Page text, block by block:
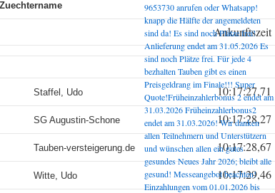
Zuechtername
Ankunftszeit
Staffel, Udo
10:17:27,71
SG Augustin-Schone
10:17:28,27
Tauben-versteigerung.de
10:17:28,67
Witte, Udo
10:17:29,46
9653730 anrufen oder Whatsapp!
knapp die Hälfte der angemeldeten
sind da! Es sind noch Plätze frei!
Anlieferung endet am 31.05.2026 Es
sind noch Plätze frei. Für jede 4
bezhalten Tauben gibt es einen
Preisgeldrang im Finale!!! Super
Quote!Früheinzahlerbonus 2 endet am
31.03.2026 Früheinzahlerbonus2
endet am 31.03.2026! Wir danken
allen Teilnehmern und Unterstützern
und wünschen allen ein gutes
gesundes Neues Jahr 2026; bleibt alle
gesund! Messeangebot beachten!
Einzahlungen vom 01.01.2026 bis